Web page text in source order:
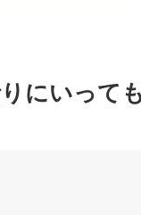
にいって